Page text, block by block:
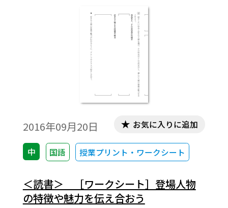
［平成28-31（2016-2019）年度用］に掲載
していますが，本冊子にも転載しているた
め，ご使用中の教科書にかかわらず，コピ
ー・配付してご活用いただけます。 また，
冊子に加えて，ワークシートのWord・一太
郎データもご用意しました。
2016年09月20日
中 国語 授業プリント・ワークシート
お気に入りに追加
＜読書＞ ［ワークシート］登場人物
の特徴や魅力を伝え合おう